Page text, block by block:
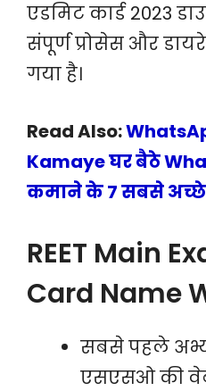
एडमिट कार्ड 2023
संपूर्ण प्रोसेस और
गया है।
Read Also:
Kamaye घर बैठे
कमाने के 7 सबसे अच्छे
REET Main
Card Name
सबसे पहले
एसएसओ की